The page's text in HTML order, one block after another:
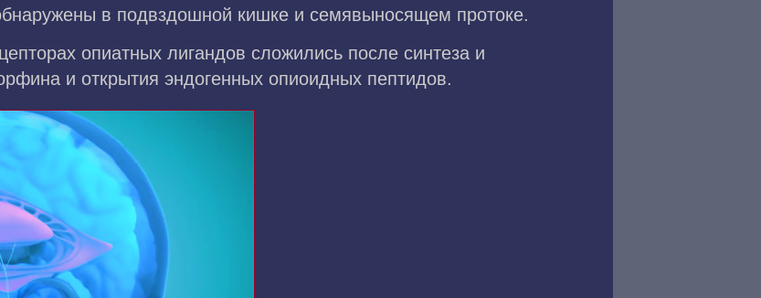
в подвздошной кишке и семявыносящем протоке.
опиатных лигандов сложились после синтеза и
и открытия эндогенных опиоидных пептидов.